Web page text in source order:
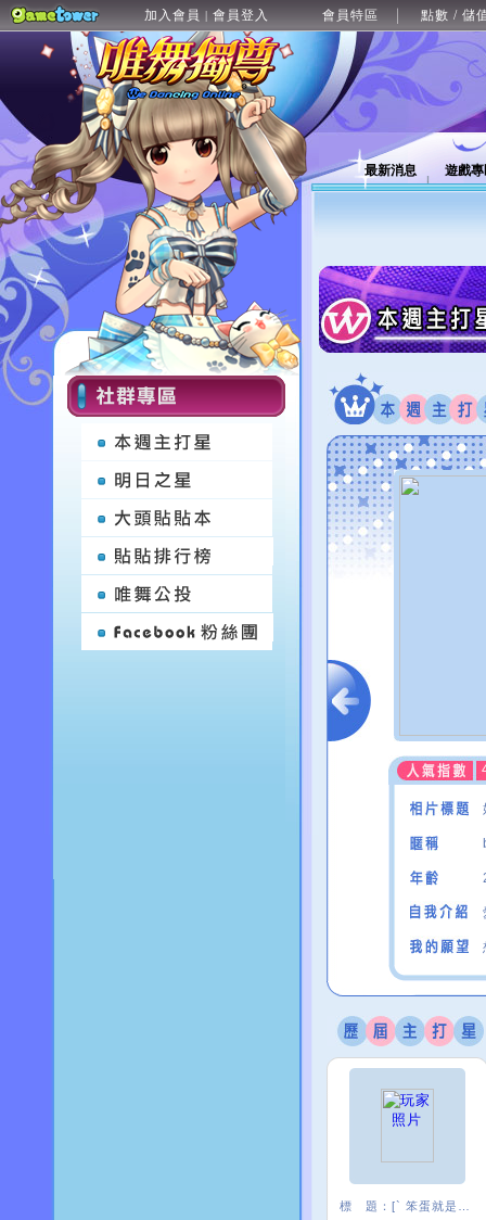
加入會員 | 會員登入 會員特區 點數 / 儲
最新消息 遊戲
標 題：